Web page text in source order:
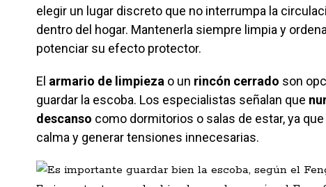
elegir un lugar discreto que no interrumpa la
dentro del hogar. Mantenerla siempre limpia y
potenciar su efecto protector.
El armario de limpieza o un rincón cerrado son
guardar la escoba. Los especialistas señalan que
descanso como dormitorios o salas de estar, ya
calma y generar tensiones innecesarias.